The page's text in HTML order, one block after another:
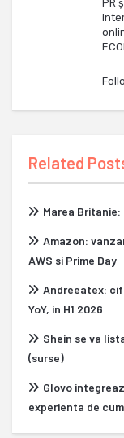
PR
Related
Marea Britanie:
Amazon:
AWS si Prime Day
Andreeatex:
YoY, in H1 2026
Shein se va
(surse)
Glovo
experienta de